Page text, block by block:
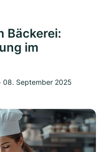
Bäckerei:
im
‧ 08. September 2025